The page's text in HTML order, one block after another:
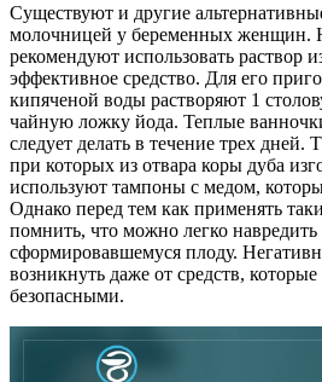
Существуют и другие
молочницей у беременных женщин.
рекомендуют использовать раствор
эффективное средство. Для его
кипяченой воды растворяют 1
чайную ложку йода. Теплые
следует делать в течение трех дней.
при которых из отвара коры дуба
используют тампоны с медом,
Однако перед тем как применять
помнить, что можно легко
сформировавшемуся плоду.
возникнуть даже от средств,
безопасными.